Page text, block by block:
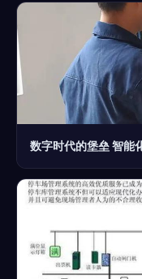
数字时代的堡垒 智能